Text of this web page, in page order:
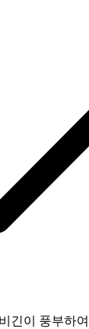
긴이 풍부하